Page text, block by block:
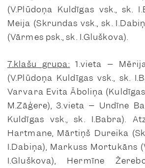
(V.Plūdoņa Kuldīgas vsk., sk.
Meija (Skrundas vsk., sk.
(Vārmes psk., sk. I.Gluškova).
7.klašu grupa: 1.vieta –
(V.Plūdoņa Kuldīgas vsk., sk.
Varvara Evita Āboliņa
M.Zāģere), 3.vieta – Undīne
Kuldīgas vsk., sk. I.Babra).
Hartmane, Mārtiņš Dureika
I.Dabiņa), Markuss Mortukāns
I.Gluškova), Hermīne